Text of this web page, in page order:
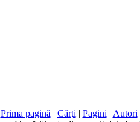
Prima pagină | Cărţi | Pagini | Autori